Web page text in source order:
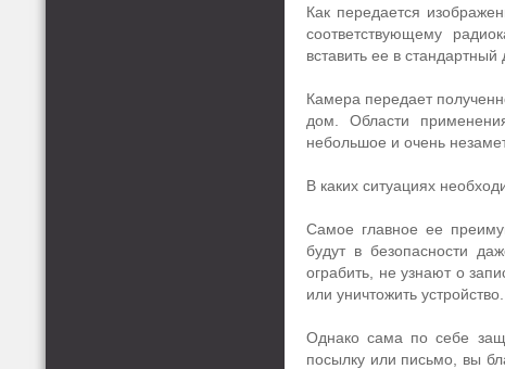
Как передается
соответствующему
вставить ее в стандартный
Камера передает
дом. Области
небольшое и очень
В каких ситуациях
Самое главное ее
будут в безопасности
ограбить, не узнают о
или уничтожить
Однако сама по себе
посылку или письмо, вы